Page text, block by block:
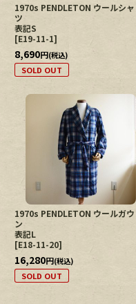
1970s PENDLETON ウールシャ
ツ
表記S
[E19-11-1]
8,690円(税込)
SOLD OUT
1970s PENDLETON ウールガウ
ン
表記L
[E18-11-20]
16,280円(税込)
SOLD OUT